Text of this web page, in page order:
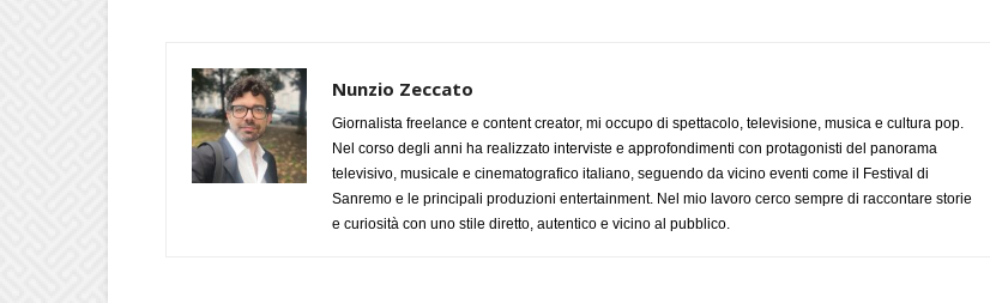
Nunzio Zeccato
Giornalista freelance e content creator, mi occupo di spettacolo, televisione, musica e cultura pop.
Nel corso degli anni ha realizzato interviste e approfondimenti con protagonisti del panorama
televisivo, musicale e cinematografico italiano, seguendo da vicino eventi come il Festival di
Sanremo e le principali produzioni entertainment. Nel mio lavoro cerco sempre di raccontare storie
e curiosità con uno stile diretto, autentico e vicino al pubblico.